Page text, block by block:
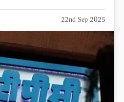
22nd Sep 2025